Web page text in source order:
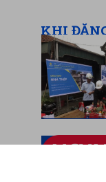
KHI